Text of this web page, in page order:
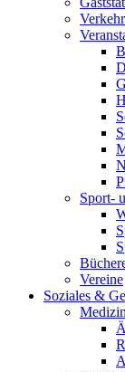
Sport-
Vereine
Soziales &